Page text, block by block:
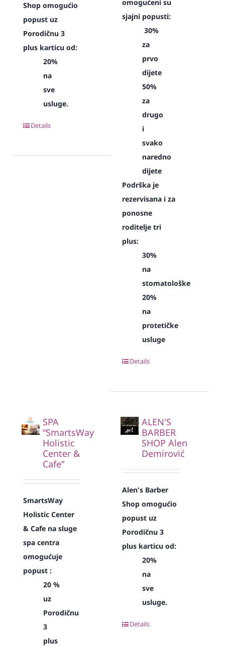
Shop omogućio
popust uz
Porodičnu 3
plus karticu od:
20%
na
sve
usluge.
Details
omogućeni su
sjajni popusti:
30%
za
prvo
dijete
50%
za
drugo
i
svako
naredno
dijete
Podrška je
rezervisana i za
ponosne
roditelje tri
plus:
30%
na
stomatološke
20%
na
protetičke
usluge
Details
SPA
“SmartsWay
Holistic
Center &
Cafe”
SmartsWay
Holistic Center
& Cafe na sluge
spa centra
omogućuje
popust :
20 %
uz
Porodičnu
3
plus
ALEN'S
BARBER
SHOP Alen
Demirović
Alen's Barber
Shop omogućio
popust uz
Porodičnu 3
plus karticu od:
20%
na
sve
usluge.
Details